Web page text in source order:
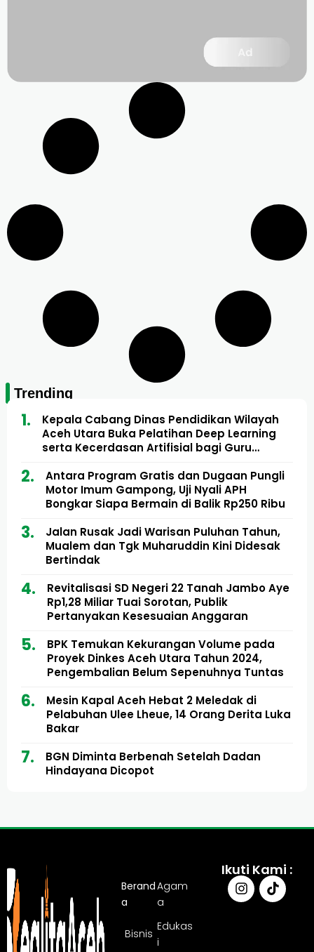
Trending
Kepala Cabang Dinas Pendidikan Wilayah
Aceh Utara Buka Pelatihan Deep Learning
serta Kecerdasan Artifisial bagi Guru
Antara Program Gratis dan Dugaan Pungli
Motor Imum Gampong, Uji Nyali APH
Bongkar Siapa Bermain di Balik Rp250 Ribu
Jalan Rusak Jadi Warisan Puluhan Tahun,
Mualem dan Tgk Muharuddin Kini Didesak
Bertindak
Revitalisasi SD Negeri 22 Tanah Jambo Aye
Rp1,28 Miliar Tuai Sorotan, Publik
Pertanyakan Kesesuaian Anggaran
BPK Temukan Kekurangan Volume pada
Proyek Dinkes Aceh Utara Tahun 2024,
Pengembalian Belum Sepenuhnya Tuntas
Mesin Kapal Aceh Hebat 2 Meledak di
Pelabuhan Ulee Lheue, 14 Orang Derita Luka
Bakar
BGN Diminta Berbenah Setelah Dadan
Hindayana Dicopot
Berand
a
Agam
a
Bisnis
Edukas
i
Ikuti Kami :